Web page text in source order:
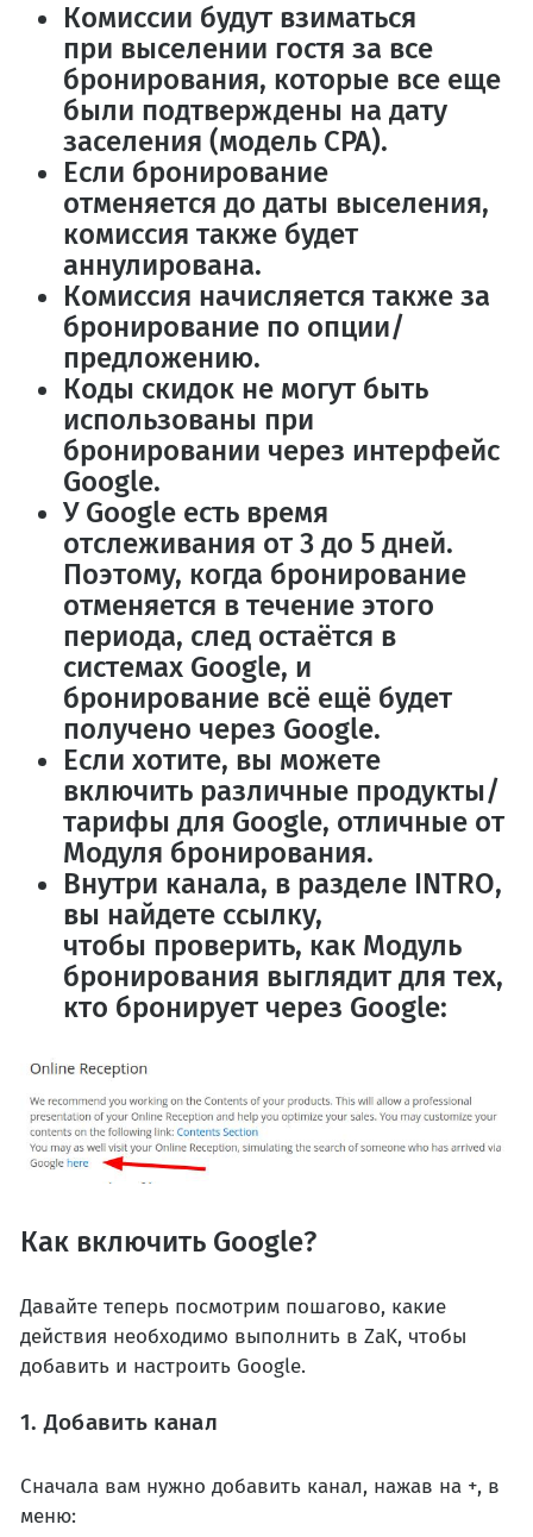
Комиссии будут взиматься
при выселении гостя за все
бронирования, которые все еще
были подтверждены на дату
заселения (модель CPA).
Если бронирование
отменяется до даты выселения,
комиссия также будет
аннулирована.
Комиссия начисляется также за
бронирование по опции/
предложению.
Коды скидок не могут быть
использованы при
бронировании через интерфейс
Google.
У Google есть время
отслеживания от 3 до 5 дней.
Поэтому, когда бронирование
отменяется в течение этого
периода, след остаётся в
системах Google, и
бронирование всё ещё будет
получено через Google.
Если хотите, вы можете
включить различные продукты/
тарифы для Google, отличные от
Модуля бронирования.
Внутри канала, в разделе INTRO,
вы найдете ссылку,
чтобы проверить, как Модуль
бронирования выглядит для тех,
кто бронирует через Google:
Как включить Google?
Давайте теперь посмотрим пошагово, какие
действия необходимо выполнить в ZaK, чтобы
добавить и настроить Google.
1. Добавить канал
Сначала вам нужно добавить канал, нажав на +, в
меню: